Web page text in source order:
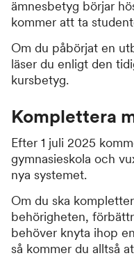
ämnesbetyg börjar
kommer att ta
Om du påbörjat en
läser du enligt den
kursbetyg.
Komplettera
Efter 1 juli 2025
gymnasieskola och
nya systemet.
Om du ska
behörigheten,
behöver knyta ihop
så kommer du alltså